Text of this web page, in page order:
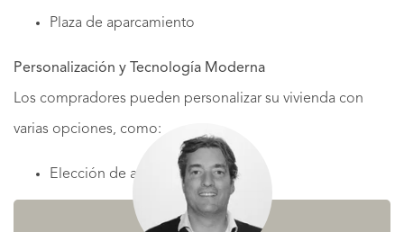
Plaza de aparcamiento
Personalización y Tecnología Moderna
Los compradores pueden personalizar su vivienda con
varias opciones, como:
Elección de acabados
Diferentes tipos de aire acondicionado